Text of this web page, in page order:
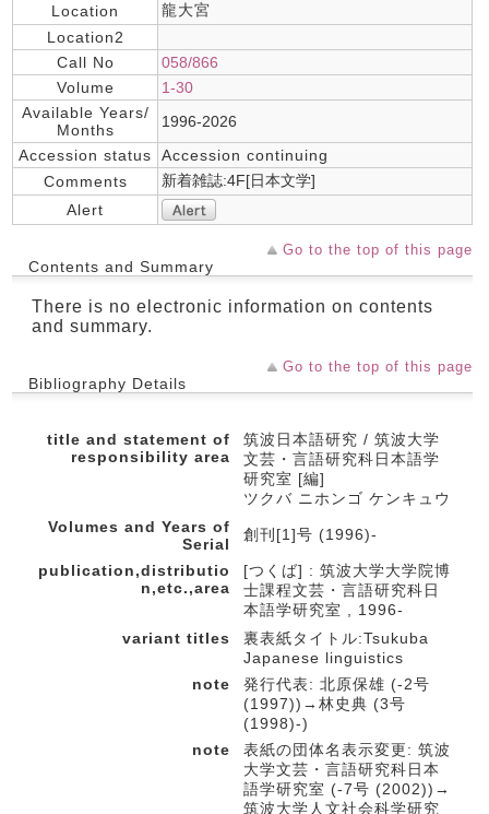
Location
龍大宮
Location2
Call No
058/866
Volume
1-30
Available Years/
Months
1996-2026
Accession status
Accession continuing
Comments
新着雑誌:4F[日本文学]
Alert
Go to the top of this page
Contents and Summary
There is no electronic information on contents
and summary.
Go to the top of this page
Bibliography Details
title and statement of
responsibility area
筑波日本語研究 / 筑波大学
文芸・言語研究科日本語学
研究室 [編]
ツクバ ニホンゴ ケンキュウ
Volumes and Years of
Serial
創刊[1]号 (1996)-
publication,distributio
n,etc.,area
[つくば] : 筑波大学大学院博
士課程文芸・言語研究科日
本語学研究室 , 1996-
variant titles
裏表紙タイトル:Tsukuba
Japanese linguistics
note
発行代表: 北原保雄 (-2号
(1997))→林史典 (3号
(1998)-)
note
表紙の団体名表示変更: 筑波
大学文芸・言語研究科日本
語学研究室 (-7号 (2002))→
筑波大学人文社会科学研究